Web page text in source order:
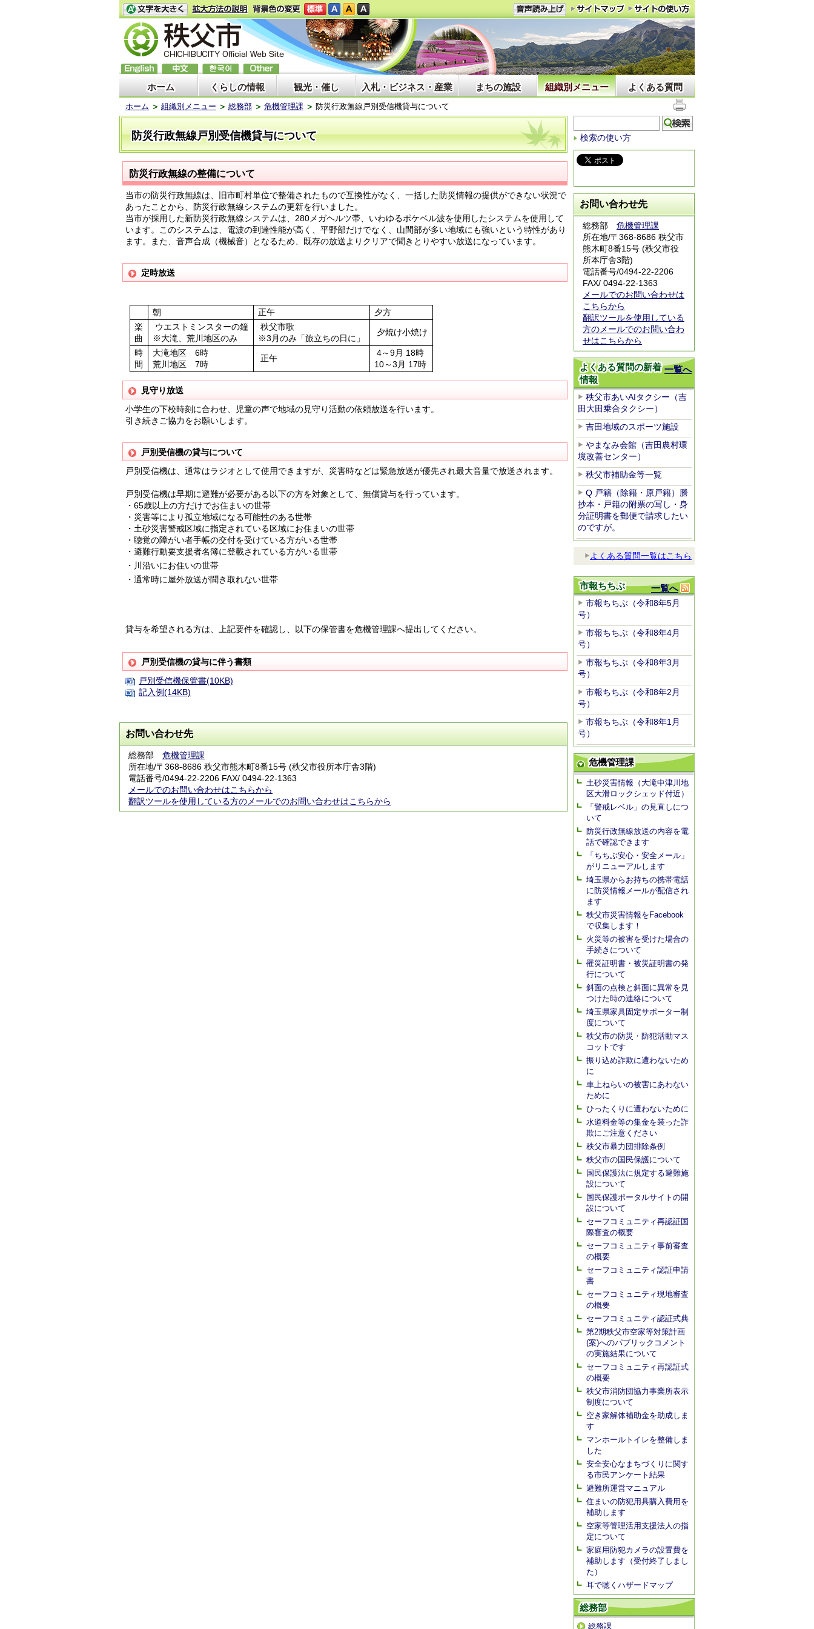
ホーム くらしの情報 観光・催し 入札・ビジネス・産業 まちの施設 組織別メニュー よくある質問
ホーム 組織別メニュー 総務部 危機管理課 防災行政無線戸別受信機貸与について
防災行政無線戸別受信機貸与について
防災行政無線の整備について
当市の防災行政無線は、旧市町村単位で整備されたもので互換性がなく、一括した防災情報の提供ができない状況で
あったことから、防災行政無線システムの更新を行いました。
当市が採用した新防災行政無線システムは、280メガヘルツ帯、いわゆるポケベル波を使用したシステムを使用して
います。このシステムは、電波の到達性能が高く、平野部だけでなく、山間部が多い地域にも強いという特性があり
ます。また、音声合成（機械音）となるため、既存の放送よりクリアで聞きとりやすい放送になっています。
定時放送
朝 正午
夕方
楽
曲
ウエストミンスターの鐘
※大滝、荒川地区のみ
秩父市歌
※3月のみ「旅立ちの日に」
夕焼け小焼け
時
間
大滝地区 6時
荒川地区 7時
正午
4～9月 18時
10～3月 17時
見守り放送
小学生の下校時刻に合わせ、児童の声で地域の見守り活動の依頼放送を行います。
引き続きご協力をお願いします。
戸別受信機の貸与について
戸別受信機は、通常はラジオとして使用できますが、災害時などは緊急放送が優先され最大音量で放送されます。
戸別受信機は早期に避難が必要がある以下の方を対象として、無償貸与を行っています。
・65歳以上の方だけでお住まいの世帯
・災害等により孤立地域になる可能性のある世帯
・土砂災害警戒区域に指定されている区域にお住まいの世帯
・聴覚の障がい者手帳の交付を受けている方がいる世帯
・避難行動要支援者名簿に登載されている方がいる世帯
・川沿いにお住いの世帯
・通常時に屋外放送が聞き取れない世帯
貸与を希望される方は、上記要件を確認し、以下の保管書を危機管理課へ提出してください。
戸別受信機の貸与に伴う書類
戸別受信機保管書(10KB)
記入例(14KB)
お問い合わせ先
総務部 危機管理課
所在地/〒368-8686 秩父市熊木町8番15号 (秩父市役所本庁舎3階)
電話番号/0494-22-2206 FAX/ 0494-22-1363
メールでのお問い合わせはこちらから
翻訳ツールを使用している方のメールでのお問い合わせはこちらから
検索の使い方
お問い合わせ先
総務部 危機管理課
所在地/〒368-8686 秩父市
熊木町8番15号 (秩父市役
所本庁舎3階)
電話番号/0494-22-2206
FAX/ 0494-22-1363
メールでのお問い合わせは
こちらから
翻訳ツールを使用している
方のメールでのお問い合わ
せはこちらから
一覧へ
よくある質問の新着
情報
秩父市あいAIタクシー（吉
田大田乗合タクシー）
吉田地域のスポーツ施設
やまなみ会館（吉田農村環
境改善センター）
秩父市補助金等一覧
Q 戸籍（除籍・原戸籍）謄
抄本・戸籍の附票の写し・身
分証明書を郵便で請求したい
のですが。
よくある質問一覧はこちら
一覧へ
市報ちちぶ
市報ちちぶ（令和8年5月
号）
市報ちちぶ（令和8年4月
号）
市報ちちぶ（令和8年3月
号）
市報ちちぶ（令和8年2月
号）
市報ちちぶ（令和8年1月
号）
危機管理課
土砂災害情報（大滝中津川地
区大滑ロックシェッド付近）
「警戒レベル」の見直しにつ
いて
防災行政無線放送の内容を電
話で確認できます
「ちちぶ安心・安全メール」
がリニューアルします
埼玉県からお持ちの携帯電話
に防災情報メールが配信され
ます
秩父市災害情報をFacebook
で収集します！
火災等の被害を受けた場合の
手続きについて
罹災証明書・被災証明書の発
行について
斜面の点検と斜面に異常を見
つけた時の連絡について
埼玉県家具固定サポーター制
度について
秩父市の防災・防犯活動マス
コットです
振り込め詐欺に遭わないため
に
車上ねらいの被害にあわない
ために
ひったくりに遭わないために
水道料金等の集金を装った詐
欺にご注意ください
秩父市暴力団排除条例
秩父市の国民保護について
国民保護法に規定する避難施
設について
国民保護ポータルサイトの開
設について
セーフコミュニティ再認証国
際審査の概要
セーフコミュニティ事前審査
の概要
セーフコミュニティ認証申請
書
セーフコミュニティ現地審査
の概要
セーフコミュニティ認証式典
第2期秩父市空家等対策計画
(案)へのパブリックコメント
の実施結果について
セーフコミュニティ再認証式
の概要
秩父市消防団協力事業所表示
制度について
空き家解体補助金を助成しま
す
マンホールトイレを整備しま
した
安全安心なまちづくりに関す
る市民アンケート結果
避難所運営マニュアル
住まいの防犯用具購入費用を
補助します
空家等管理活用支援法人の指
定について
家庭用防犯カメラの設置費を
補助します（受付終了しまし
た）
耳で聴くハザードマップ
総務部
総務課